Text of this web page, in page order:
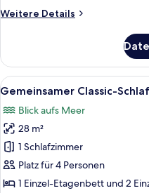
Weitere Details
Weitere
Suite
Alle
Fotos
für
Gemeinsamer
Classic-
Schlafsaal
anzeigen
4
Gemeinsamer Classic-
Blick aufs Meer
28 m²
1 Schlafzimmer
Platz für 4 Personen
1 Einzel-Etagenbett und 2